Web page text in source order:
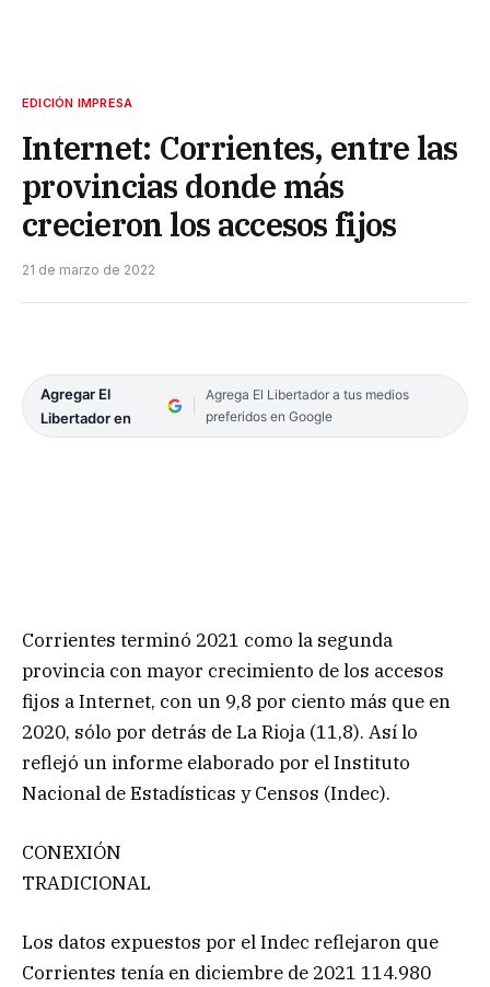
EDICIÓN IMPRESA
Internet: Corrientes, entre las
provincias donde más
crecieron los accesos fijos
21 de marzo de 2022
Agregar El
Libertador en
Agrega El Libertador a tus medios
preferidos en Google
Corrientes terminó 2021 como la segunda
provincia con mayor crecimiento de los accesos
fijos a Internet, con un 9,8 por ciento más que en
2020, sólo por detrás de La Rioja (11,8). Así lo
reflejó un informe elaborado por el Instituto
Nacional de Estadísticas y Censos (Indec).
CONEXIÓN
TRADICIONAL
Los datos expuestos por el Indec reflejaron que
Corrientes tenía en diciembre de 2021 114.980